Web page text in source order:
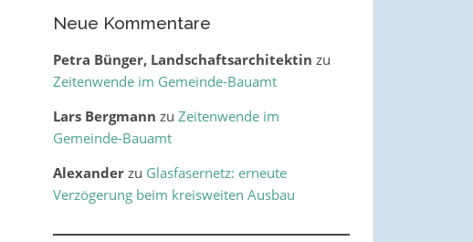
Neue Kommentare
Petra Bünger, Landschaftsarchitektin zu
Zeitenwende im Gemeinde-Bauamt
Lars Bergmann zu Zeitenwende im
Gemeinde-Bauamt
Alexanderzu Glasfasernetz: erneute
Verzögerung beim kreisweiten Ausbau